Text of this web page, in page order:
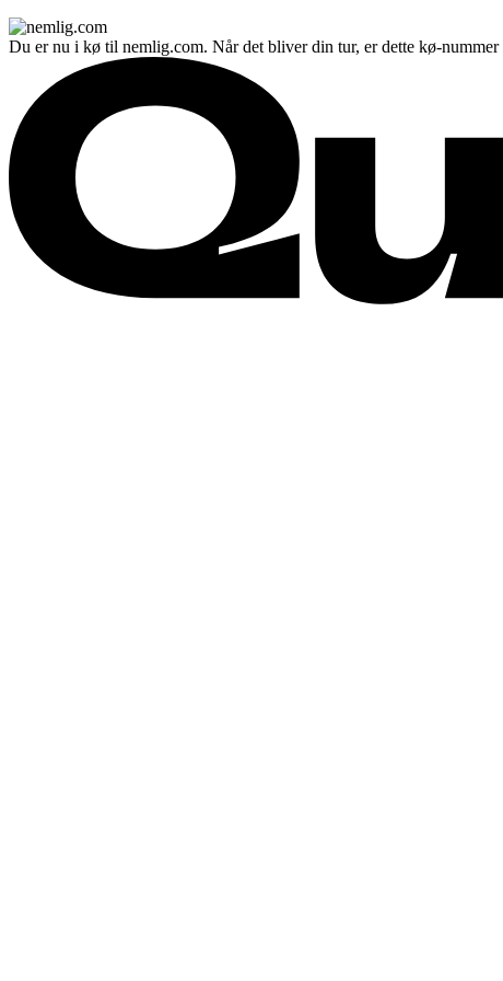
Du er nu i kø til nemlig.com. Når det bliver din tur, er dette kø-